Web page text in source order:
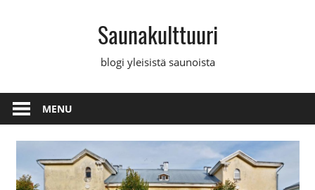
Saunakulttuuri
blogi yleisistä saunoista
MENU